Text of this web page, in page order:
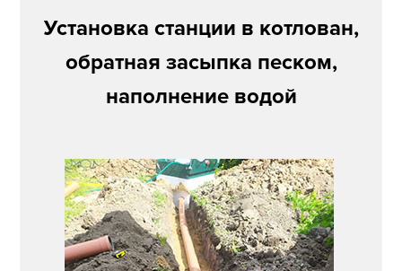
Установка станции в котлован,
обратная засыпка песком,
наполнение водой